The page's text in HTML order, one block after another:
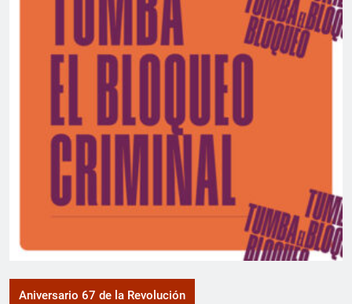
Aniversario 67 de la Revolución